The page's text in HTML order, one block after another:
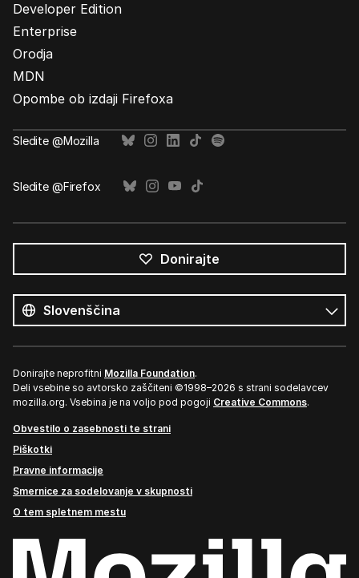
Developer Edition
Enterprise
Orodja
MDN
Opombe ob izdaji Firefoxa
Sledite @Mozilla
Sledite @Firefox
Donirajte
jeziki
Jezik
Donirajte neprofitni Mozilla Foundation.
Deli vsebine so avtorsko zaščiteni ©1998–2026 s strani sodelavcev
mozilla.org. Vsebina je na voljo pod pogoji Creative Commons.
Obvestilo o zasebnosti te strani
Piškotki
Pravne informacije
Smernice za sodelovanje v skupnosti
O tem spletnem mestu